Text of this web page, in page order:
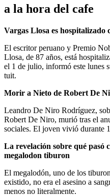
a la hora del cafe
Vargas Llosa es hospitalizado
El escritor peruano y Premio
Llosa, de 87 años, está
el 1 de julio, informó este lunes
tuit.
Morir a Nieto de Robert De
Leandro De Niro Rodríguez,
Robert De Niro, murió tras el
sociales. El joven vivió durante
La revelación sobre qué pasó
megalodon tiburon
El megalodón, uno de los
existido, no era el asesino a
menos no literalmente.